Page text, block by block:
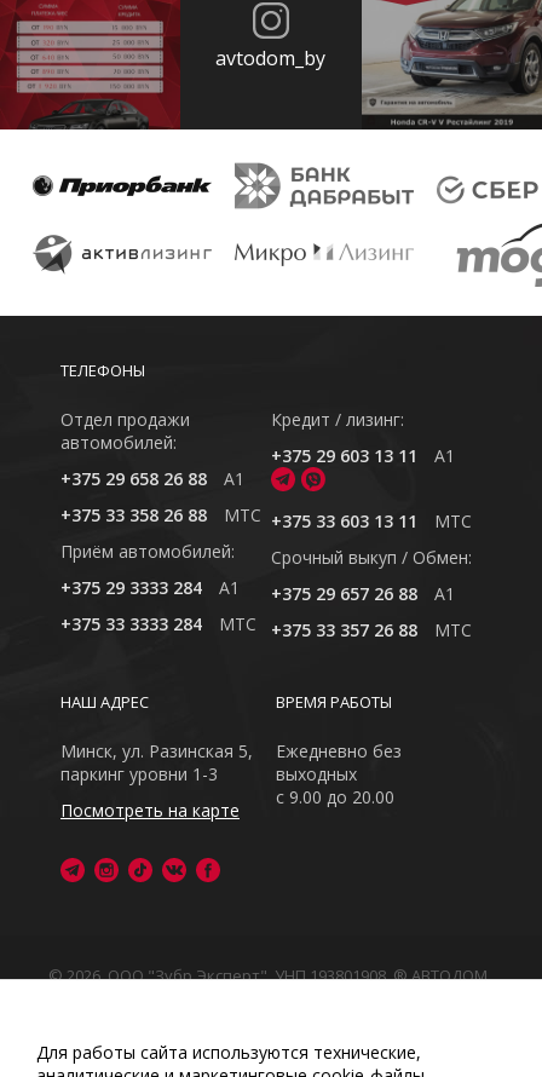
avtodom_by
ТЕЛЕФОНЫ
Отдел продажи
автомобилей:
+375 29 658 26 88
A1
+375 33 358 26 88
MTC
Приём автомобилей:
+375 29 3333 284
A1
+375 33 3333 284
MTC
Кредит / лизинг:
+375 29 603 13 11
A1
+375 33 603 13 11
MTC
Cрочный выкуп / Обмен:
+375 29 657 26 88
A1
+375 33 357 26 88
MTC
ВРЕМЯ РАБОТЫ
Ежедневно без
выходных
с 9.00 до 20.00
НАШ АДРЕС
Минск, ул. Разинская 5,
паркинг уровни 1-3
Посмотреть на карте
© 2026, ООО "Зубр Эксперт", УНП 193801908. ® АВТОДОМ
сайт носит исключительно информационный характер
Для работы сайта используются технические,